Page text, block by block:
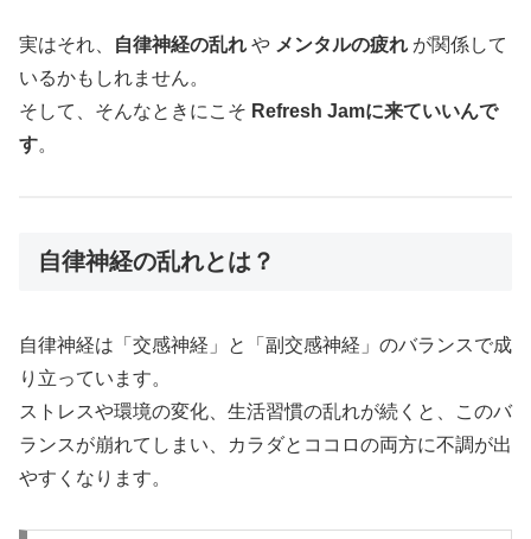
実はそれ、 自律神経の乱れ や メンタルの疲れ が関係して
いるかもしれません。
そして、そんなときにこそ Refresh Jamに来ていいんで
す。
自律神経の乱れとは？
自律神経は「交感神経」と「副交感神経」のバランスで成
り立っています。
ストレスや環境の変化、生活習慣の乱れが続くと、このバ
ランスが崩れてしまい、カラダとココロの両方に不調が出
やすくなります。